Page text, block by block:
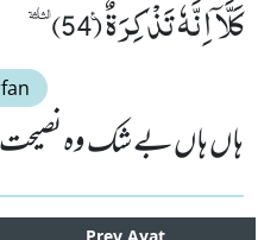
كَلَّاۤ اِنَّهٗ تَذْكِرَةٌ۠ (54)ٝ
ہاں ہاں بے شک وہ